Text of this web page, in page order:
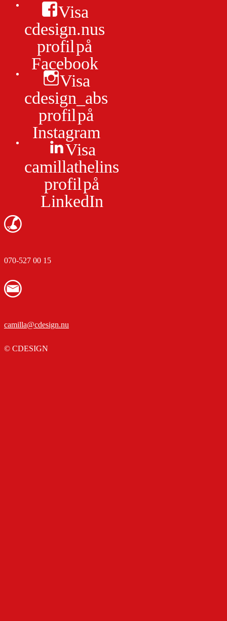
Visa
cdesign.nus
profil på
Facebook
Visa
cdesign_abs
profil på
Instagram
Visa
camillathelins
profil på
LinkedIn
070-527 00 15
camilla@cdesign.nu
© CDESIGN